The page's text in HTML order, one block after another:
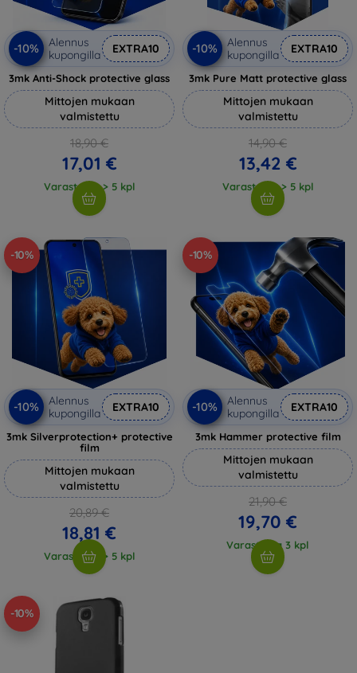
-10%
Alennus
kupongilla
EXTRA10
3mk Anti-Shock protective glass
Mittojen mukaan
valmistettu
18,90 €
17,01 €
Varastossa > 5 kpl
-10%
Alennus
kupongilla
EXTRA10
3mk Pure Matt protective glass
Mittojen mukaan
valmistettu
14,90 €
13,42 €
Varastossa > 5 kpl
-10%
-10%
Alennus
kupongilla
EXTRA10
3mk Silverprotection+ protective
film
Mittojen mukaan
valmistettu
20,89 €
18,81 €
Varastossa > 5 kpl
-10%
-10%
Alennus
kupongilla
EXTRA10
3mk Hammer protective film
Mittojen mukaan
valmistettu
21,90 €
19,70 €
Varastossa 3 kpl
-10%